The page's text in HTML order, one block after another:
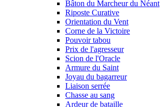
Bâton du Marcheur du Néant
Riposte Curative
Orientation du Vent
Corne de la Victoire
Pouvoir tabou
Prix de l'agresseur
Scion de l'Oracle
Armure du Saint
Joyau du bagarreur
Liaison serrée
Chasse au sang
Ardeur de bataille